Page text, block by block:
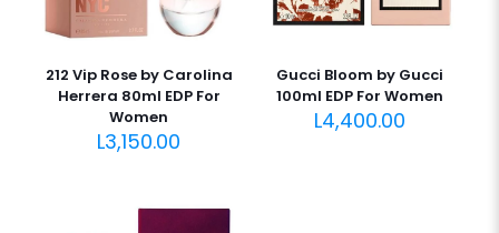
212 Vip Rose by Carolina
Herrera 80ml EDP For
Women
L3,150.00
Gucci Bloom by Gucci
100ml EDP For Women
L4,400.00